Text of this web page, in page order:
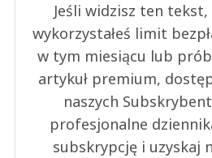
Jeśli widzisz ten tekst,
wykorzystałeś limit
w tym miesiącu lub
artykuł premium,
naszych
profesjonalne
subskrypcję i uzyskaj